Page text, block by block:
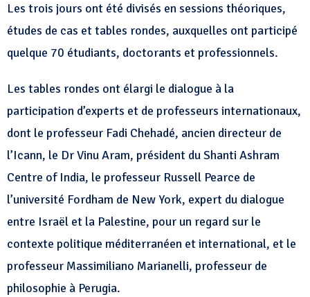
Les trois jours ont été divisés en sessions théoriques,
études de cas et tables rondes, auxquelles ont participé
quelque 70 étudiants, doctorants et professionnels.
Les tables rondes ont élargi le dialogue à la
participation d’experts et de professeurs internationaux,
dont le professeur Fadi Chehadé, ancien directeur de
l’Icann, le Dr Vinu Aram, président du Shanti Ashram
Centre of India, le professeur Russell Pearce de
l’université Fordham de New York, expert du dialogue
entre Israël et la Palestine, pour un regard sur le
contexte politique méditerranéen et international, et le
professeur Massimiliano Marianelli, professeur de
philosophie à Perugia.